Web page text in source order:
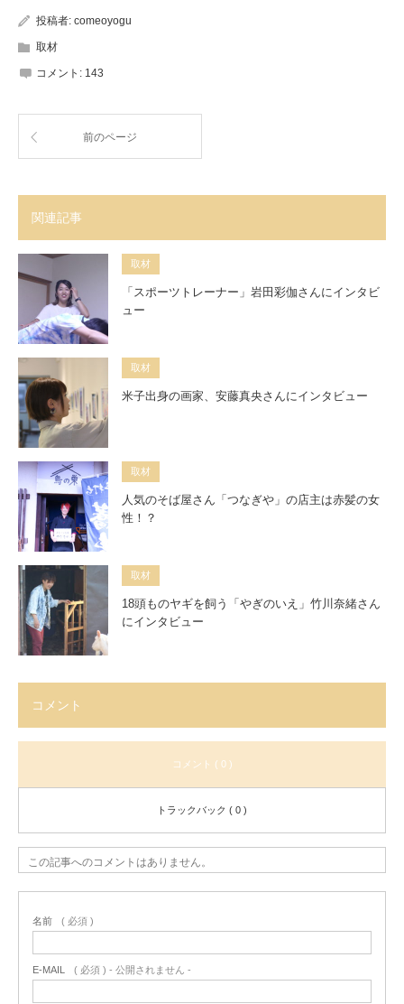
投稿者: comeoyogu
取材
コメント: 143
前のページ
関連記事
取材
「スポーツトレーナー」岩田彩伽さんにインタビ
ュー
取材
米子出身の画家、安藤真央さんにインタビュー
取材
人気のそば屋さん「つなぎや」の店主は赤髪の女
性！？
取材
18頭ものヤギを飼う「やぎのいえ」竹川奈緒さん
にインタビュー
コメント
コメント ( 0 )
トラックバック ( 0 )
この記事へのコメントはありません。
名前 ( 必須 )
E-MAIL ( 必須 ) - 公開されません -